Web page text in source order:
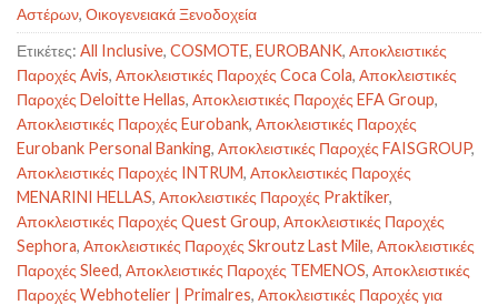
Αστέρων, Οικογενειακά Ξενοδοχεία
Ετικέτες: All Inclusive, COSMOTE, EUROBANK, Αποκλειστικές
Παροχές Avis, Αποκλειστικές Παροχές Coca Cola, Αποκλειστικές
Παροχές Deloitte Hellas, Αποκλειστικές Παροχές EFA Group,
Αποκλειστικές Παροχές Eurobank, Αποκλειστικές Παροχές
Eurobank Personal Banking, Αποκλειστικές Παροχές FAISGROUP,
Αποκλειστικές Παροχές INTRUM, Αποκλειστικές Παροχές
MENARINI HELLAS, Αποκλειστικές Παροχές Praktiker,
Αποκλειστικές Παροχές Quest Group, Αποκλειστικές Παροχές
Sephora, Αποκλειστικές Παροχές Skroutz Last Mile, Αποκλειστικές
Παροχές Sleed, Αποκλειστικές Παροχές TEMENOS, Αποκλειστικές
Παροχές Webhotelier | Primalres, Αποκλειστικές Παροχές για